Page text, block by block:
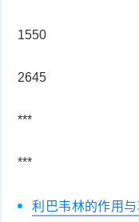
1550
2645
***
***
利巴韦林的作用